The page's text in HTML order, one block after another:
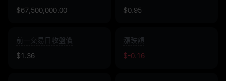
$67,500,000.00
$0.95
前一交易日收盤價
$1.36
漲跌額
$-0.16